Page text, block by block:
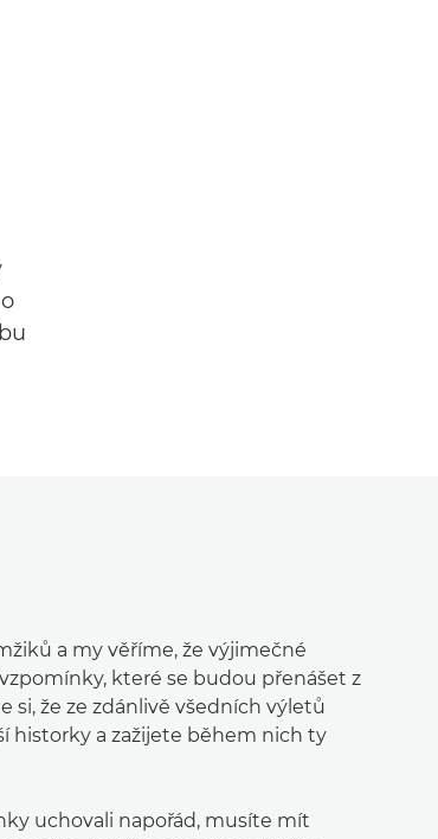
a my věříme, že výjimečné
které se budou přenášet z
si, že ze zdánlivě všedních výletů
historky a zažijete během nich ty
uchovali napořád, musíte mít